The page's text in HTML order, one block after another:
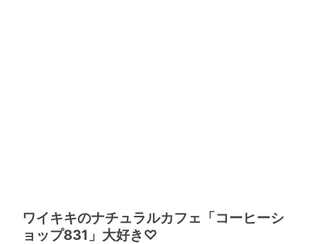
ワイキキのナチュラルカフェ「コーヒーシ
ョップ831」大好き♡